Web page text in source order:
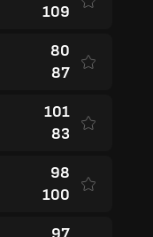
109
80
87
101
83
98
100